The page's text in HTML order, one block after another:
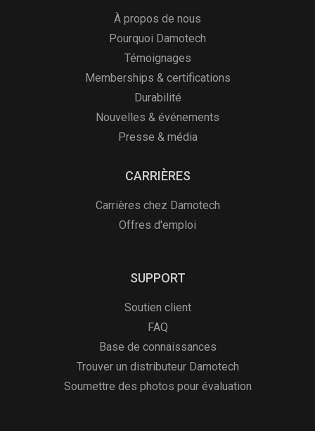
À propos de nous
Pourquoi Damotech
Témoignages
Memberships & certifications
Durabilité
Nouvelles & événements
Presse & média
CARRIÈRES
Carrières chez Damotech
Offres d'emploi
SUPPORT
Soutien client
FAQ
Base de connaissances
Trouver un distributeur Damotech
Soumettre des photos pour évaluation